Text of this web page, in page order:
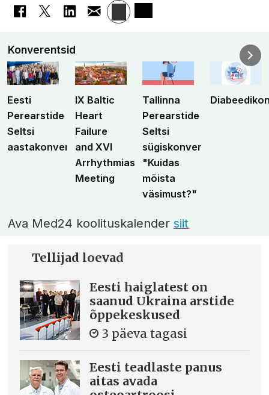
Konverentsid
Eesti
Perearstide
Seltsi
aastakonverents
IX Baltic
Heart
Failure
and XVI
Arrhythmias
Meeting
Tallinna
Perearstide
Seltsi
sügiskonverents
"Kuidas
mõista
väsimust?"
Ava Med24 koolituskalendersiit
Tellijad loevad
Eesti haiglatest on
saanud Ukraina arstide
õppekeskused
3 päeva tagasi
Eesti teadlaste panus
aitas avada